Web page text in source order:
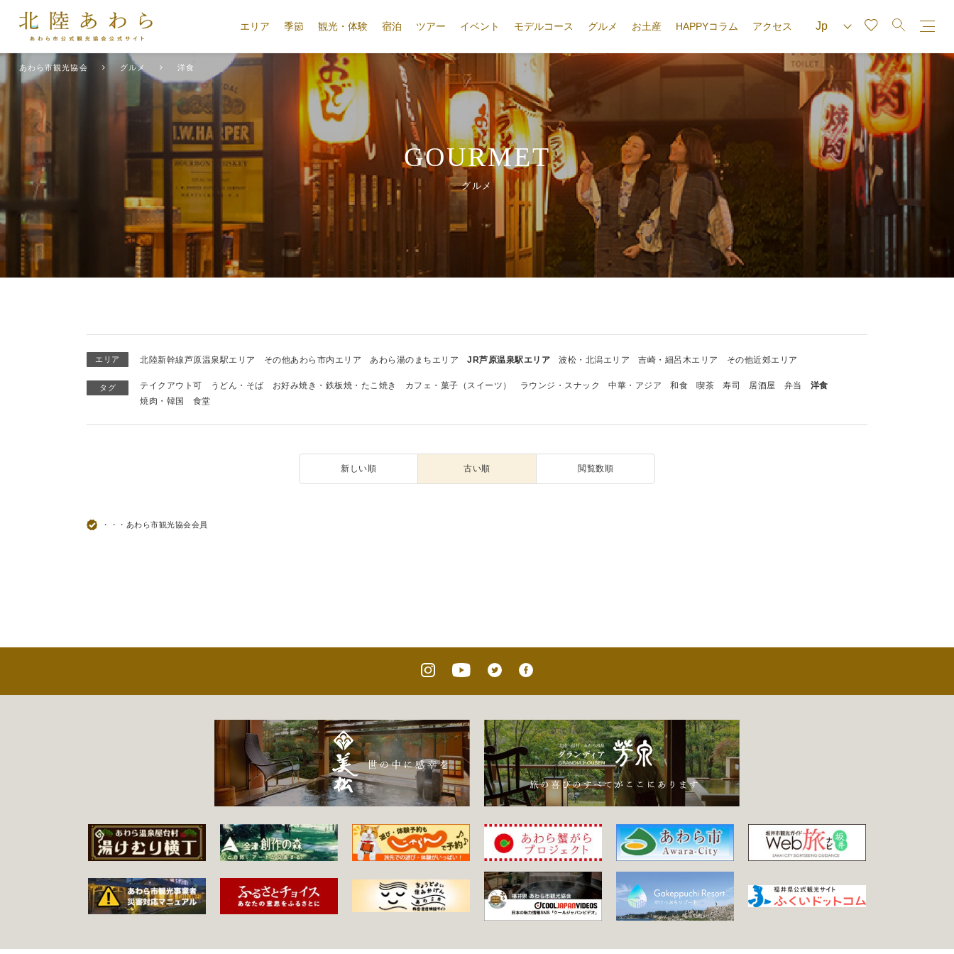
エリア 季節 観光・体験 宿泊 ツアー イベント モデルコース グルメ お土産 HAPPYコラム アクセス
あわら市観光協会 グルメ 洋食
GOURMET
グルメ
エリア 北陸新幹線芦原温泉駅エリア その他あわら市内エリア あわら湯のまちエリア JR芦原温泉駅エリア 波松・北潟エリア 吉崎・細呂木エリア その他近郊エリア
タグ テイクアウト可 うどん・そば お好み焼き・鉄板焼・たこ焼き カフェ・菓子（スイーツ） ラウンジ・スナック 中華・アジア 和食 喫茶 寿司 居酒屋 弁当
洋食
焼肉・韓国
食堂
新しい順 古い順 閲覧数順
・・・あわら市観光協会会員